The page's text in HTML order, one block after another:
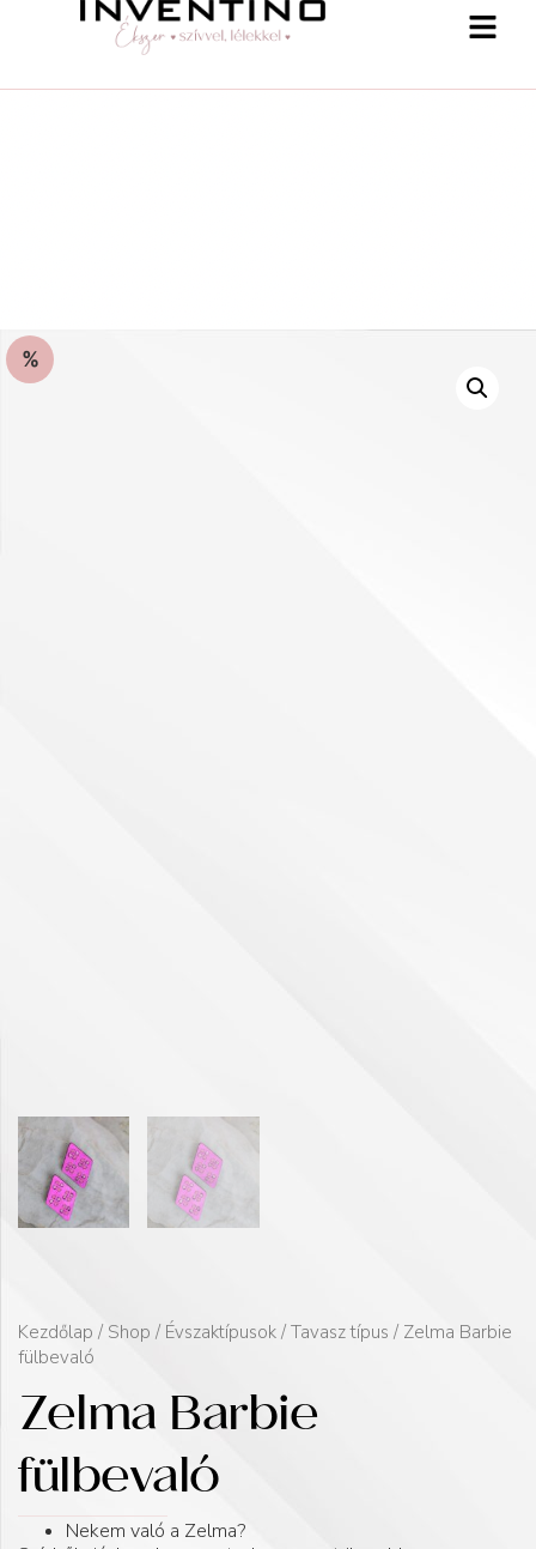
-25 % a webshopban! Kupon: summer25
%
Kezdőlap / Shop / Évszaktípusok / Tavasz típus / Zelma Barbie
fülbevaló
Zelma Barbie
fülbevaló
Nekem való a Zelma?